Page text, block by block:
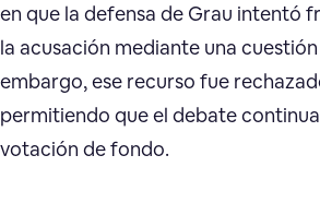
en que la defensa de Grau intentó
la acusación mediante una cuestión
embargo, ese recurso fue
permitiendo que el debate
votación de fondo.